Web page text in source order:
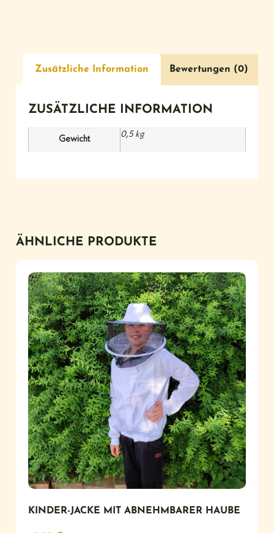
Zusätzliche Information Bewertungen (0)
ZUSÄTZLICHE INFORMATION
Gewicht
0,5 kg
ÄHNLICHE PRODUKTE
KINDER-JACKE MIT ABNEHMBARER HAUBE